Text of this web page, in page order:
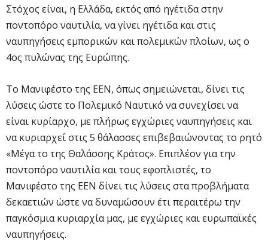
Στόχος είναι, η Ελλάδα, εκτός από ηγέτιδα στην
ποντοπόρο ναυτιλία, να γίνει ηγέτιδα και στις
ναυπηγήσεις εμπορικών και πολεμικών πλοίων, ως ο
4ος πυλώνας της Ευρώπης.
Το Μανιφέστο της ΕΕΝ, όπως σημειώνεται, δίνει τις
λύσεις ώστε το Πολεμικό Ναυτικό να συνεχίσει να
είναι κυρίαρχο, με πλήρως εγχώριες ναυπηγήσεις και
να κυριαρχεί στις 5 θάλασσες επιβεβαιώνοντας το ρητό
«Μέγα το της Θαλάσσης Κράτος». Επιπλέον για την
ποντοπόρο ναυτιλία και τους εφοπλιστές, το
Μανιφέστο της ΕΕΝ δίνει τις λύσεις στα προβλήματα
δεκαετιών ώστε να δυναμώσουν έτι περαιτέρω την
παγκόσμια κυριαρχία μας, με εγχώριες και ευρωπαϊκές
ναυπηγήσεις.